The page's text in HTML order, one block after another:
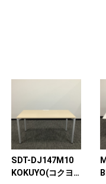
SDT-DJ147M10
KOKUYO(コクヨ)